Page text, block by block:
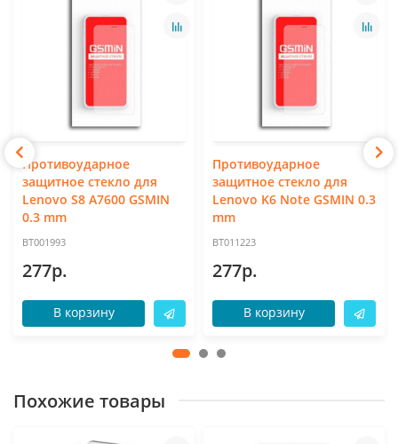
Противоударное
защитное стекло для
Lenovo S8 A7600 GSMIN
0.3 mm
BT001993
277р.
В корзину
Противоударное
защитное стекло для
Lenovo K6 Note GSMIN 0.3
mm
BT011223
277р.
В корзину
Похожие товары